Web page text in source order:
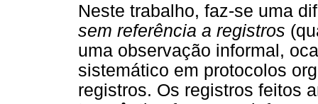
Neste trabalho, faz-se uma
sem referência a registros
uma observação informal,
sistemático em protocolos
registros. Os registros feitos